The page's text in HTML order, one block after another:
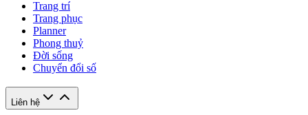
Trang trí
Trang phục
Planner
Phong thuỷ
Đời sống
Chuyển đổi số
Liên hệ